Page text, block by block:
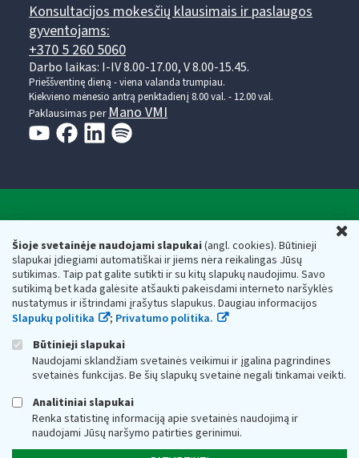
Šioje svetainėje naudojami slapukai(angl. cookies). Būtinieji
slapukai įdiegiami automatiškai ir jiems nėra reikalingas Jūsų
sutikimas. Taip pat galite sutikti ir su kitų slapukų naudojimu. Savo
sutikimą bet kada galėsite atšaukti pakeisdami interneto naršyklės
nustatymus ir ištrindami įrašytus slapukus. Daugiau informacijos
Slapukų politika
; Privatumo politika.
Būtinieji slapukai
Naudojami sklandžiam svetainės veikimui ir įgalina pagrindines
svetainės funkcijas. Be šių slapukų svetainė negali tinkamai veikti.
Analitiniai slapukai
Renka statistinę informaciją apie svetainės naudojimą ir
naudojami Jūsų naršymo patirties gerinimui.
Konsultacijos mokesčių klausimais ir paslaugos
gyventojams:
+370 5 260 5060
Darbo laikas: I-IV 8.00-17.00, V 8.00-15.45.
Prieššventinę dieną - viena valanda trumpiau.
Kiekvieno mėnesio antrą penktadienį 8.00 val. - 12.00 val.
Paklausimas per Mano VMI
Respublikos finansų ministerijos
Biudžetinė įstaiga. Juridinio asmens kodas — 188659752,
adresas: Vasario 16-osios g. 14, 01107 Vilnius, Lietuva, el.paštas:
vmi@vmi.lt, E. pristatymo dėžutės adresas 188659752
Duomenys apie Valstybinę mokesčių inspekciją prie Lietuvos
Respublikos finansų ministerijos kaupiami ir saugomi Juridinių